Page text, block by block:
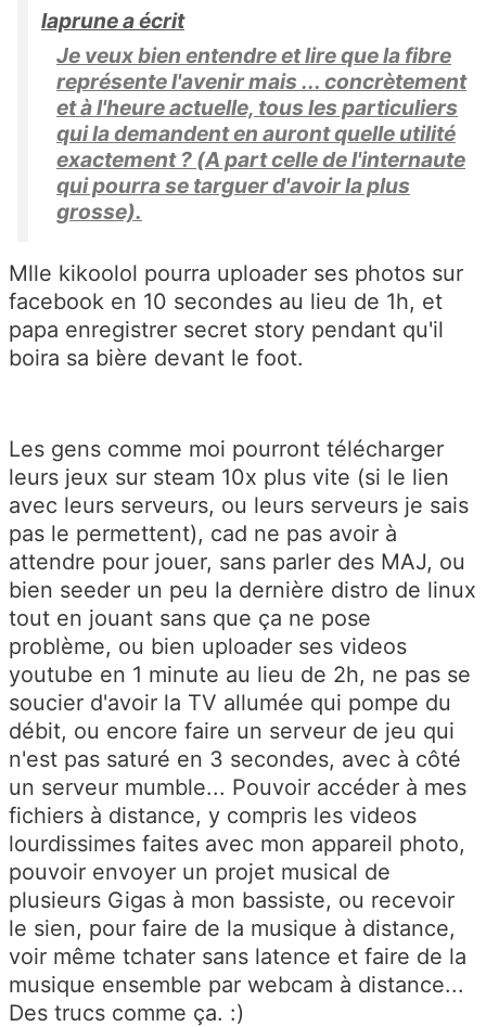
laprune a écrit
Je veux bien entendre et lire que la fibre
représente l'avenir mais ... concrètement
et à l'heure actuelle, tous les particuliers
qui la demandent en auront quelle utilité
exactement ? (A part celle de l'internaute
qui pourra se targuer d'avoir la plus
grosse).
Mlle kikoolol pourra uploader ses photos sur
facebook en 10 secondes au lieu de 1h, et
papa enregistrer secret story pendant qu'il
boira sa bière devant le foot.
Les gens comme moi pourront télécharger
leurs jeux sur steam 10x plus vite (si le lien
avec leurs serveurs, ou leurs serveurs je sais
pas le permettent), cad ne pas avoir à
attendre pour jouer, sans parler des MAJ, ou
bien seeder un peu la dernière distro de linux
tout en jouant sans que ça ne pose
problème, ou bien uploader ses videos
youtube en 1 minute au lieu de 2h, ne pas se
soucier d'avoir la TV allumée qui pompe du
débit, ou encore faire un serveur de jeu qui
n'est pas saturé en 3 secondes, avec à côté
un serveur mumble... Pouvoir accéder à mes
fichiers à distance, y compris les videos
lourdissimes faites avec mon appareil photo,
pouvoir envoyer un projet musical de
plusieurs Gigas à mon bassiste, ou recevoir
le sien, pour faire de la musique à distance,
voir même tchater sans latence et faire de la
musique ensemble par webcam à distance...
Des trucs comme ça. :)